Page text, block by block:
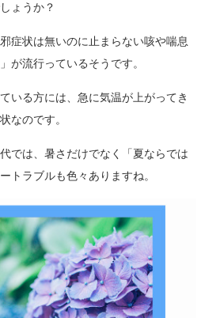
ょうか？
症状は無いのに止まらない咳や喘息
が流行っているそうです。
いる方には、急に気温が上がってき
なのです。
では、暑さだけでなく「夏ならでは
トラブルも色々ありますね。